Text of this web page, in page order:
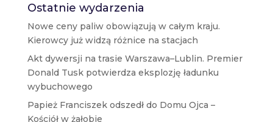
Ostatnie wydarzenia
Nowe ceny paliw obowiązują w całym kraju.
Kierowcy już widzą różnice na stacjach
Akt dywersji na trasie Warszawa–Lublin. Premier
Donald Tusk potwierdza eksplozję ładunku
wybuchowego
Papież Franciszek odszedł do Domu Ojca –
Kościół w żałobie